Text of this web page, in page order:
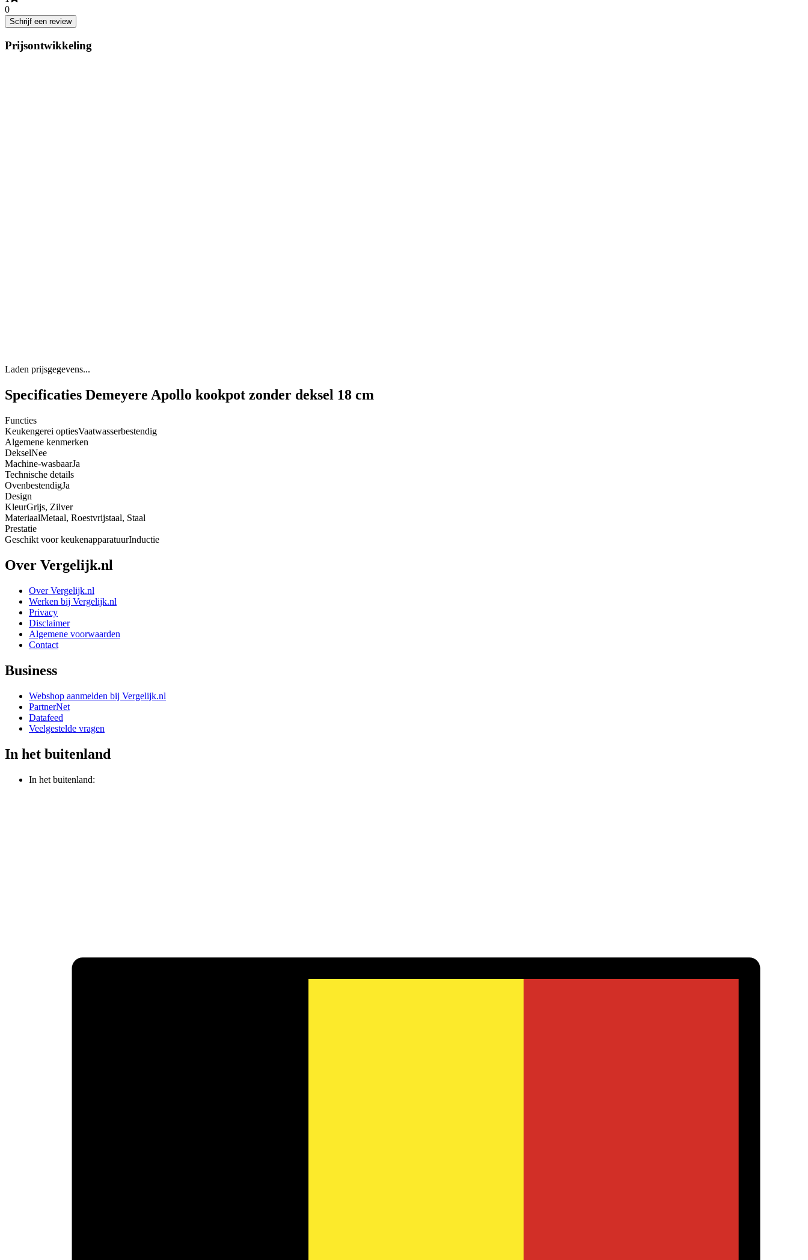
0
Schrijf een review
Prijsontwikkeling
Laden prijsgegevens...
Specificaties Demeyere Apollo kookpot zonder deksel 18 cm
Functies
Keukengerei optiesVaatwasserbestendig
Algemene kenmerken
DekselNee
Machine-wasbaarJa
Technische details
OvenbestendigJa
Design
KleurGrijs, Zilver
MateriaalMetaal, Roestvrijstaal, Staal
Prestatie
Geschikt voor keukenapparatuurInductie
Over Vergelijk.nl
Over Vergelijk.nl
Werken bij Vergelijk.nl
Privacy
Disclaimer
Algemene voorwaarden
Contact
Business
Webshop aanmelden bij Vergelijk.nl
PartnerNet
Datafeed
Veelgestelde vragen
In het buitenland
In het buitenland: